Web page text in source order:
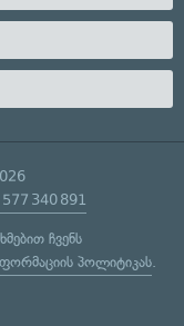
340 891
ჩვენს
პოლიტიკას.